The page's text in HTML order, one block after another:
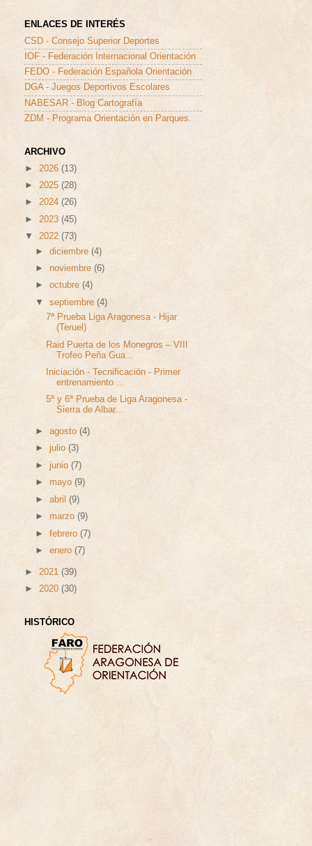
ENLACES DE INTERÉS
CSD - Consejo Superior Deportes
IOF - Federación Internacional Orientación
FEDO - Federación Española Orientación
DGA - Juegos Deportivos Escolares
NABESAR - Blog Cartografía
ZDM - Programa Orientación en Parques.
ARCHIVO
► 2026 (13)
► 2025 (28)
► 2024 (26)
► 2023 (45)
▼ 2022 (73)
►diciembre(4)
►noviembre(6)
►octubre(4)
▼septiembre(4)
7ª Prueba Liga Aragonesa - Hijar
(Teruel)
Raid Puerta de los Monegros – VIII
Trofeo Peña Gua...
Iniciación - Tecnificación - Primer
entrenamiento ...
5ª y 6ª Prueba de Liga Aragonesa -
Sierra de Albar...
►agosto (4)
►julio(3)
►junio(7)
► mayo (9)
►abril(9)
► marzo(9)
►febrero (7)
►enero(7)
► 2021 (39)
► 2020 (30)
HISTÓRICO